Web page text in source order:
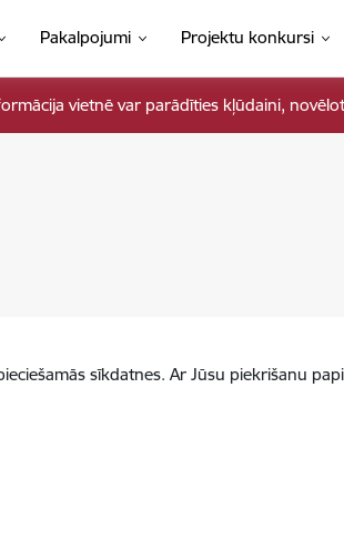
Pakalpojumi Projektu konkursi
vietnē var parādīties kļūdaini,
sīkdatnes. Ar Jūsu piekrišanu